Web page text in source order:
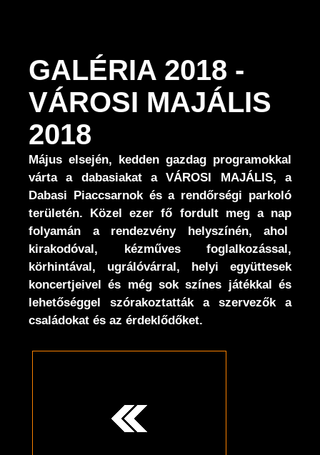
GALÉRIA 2018 -
VÁROSI MAJÁLIS
2018
Május elsején, kedden gazdag programokkal
várta a dabasiakat a VÁROSI MAJÁLIS, a
Dabasi Piaccsarnok és a rendőrségi parkoló
területén. Közel ezer fő fordult meg a nap
folyamán a rendezvény helyszínén, ahol
kirakodóval, kézműves foglalkozással,
körhintával, ugrálóvárral, helyi együttesek
koncertjeivel és még sok színes játékkal és
lehetőséggel szórakoztatták a szervezők a
családokat és az érdeklődőket.